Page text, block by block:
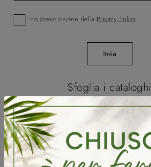
Sfoglia i cataloghi
Ho preso visione della Privacy Policy
Invia